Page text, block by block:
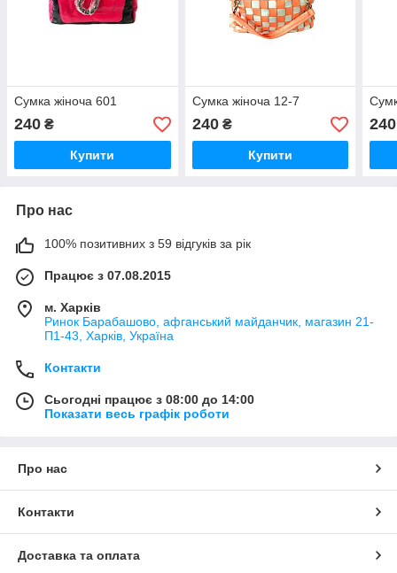
Сумка жіноча 601
240 ₴
Купити
Сумка жіноча 12-7
240₴
Купити
240
Про нас
100% позитивних з 59 відгуків за рік
Працює з 07.08.2015
м. Харків
Ринок Барабашово, афганський майданчик, магазин 21-
П1-43, Харків, Україна
Контакти
Сьогодні працює з 08:00 до 14:00
Показати весь графік роботи
Про нас
Контакти
Доставка та оплата